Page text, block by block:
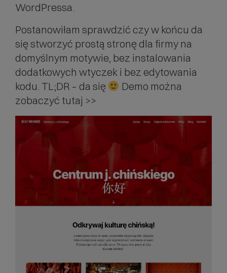
WordPressa.
Postanowiłam sprawdzić czy w końcu da
się stworzyć prostą stronę dla firmy na
domyślnym motywie, bez instalowania
dodatkowych wtyczek i bez edytowania
kodu. TL;DR – da się
Demo można
zobaczyć tutaj >>